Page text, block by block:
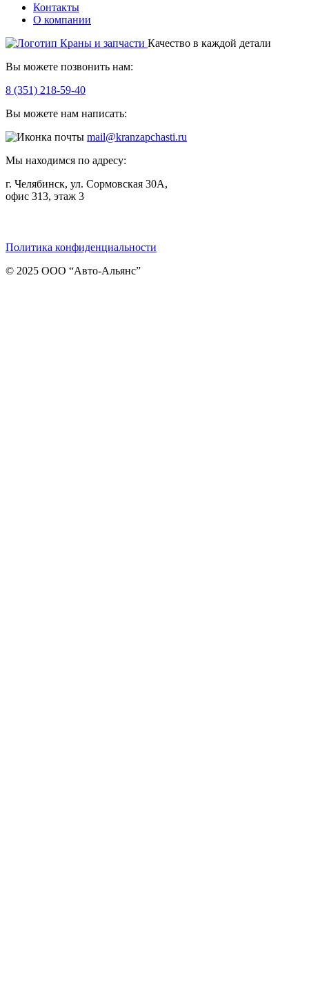
Контакты
О компании
Качество в каждой детали
Вы можете позвонить нам:
8 (351) 218-59-40
Вы можете нам написать:
mail@kranzapchasti.ru
Мы находимся по адресу:
г. Челябинск, ул. Сормовская 30А,
офис 313, этаж 3
Политика конфиденциальности
© 2025 ООО “Авто-Альянс”